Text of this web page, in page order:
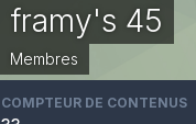
framy's 45
Membres
COMPTEUR DE CONTENUS